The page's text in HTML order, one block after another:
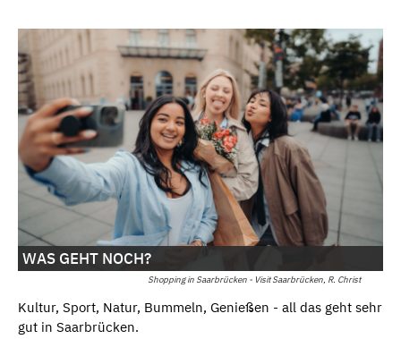
Shopping in Saarbrücken - Visit Saarbrücken, R. Christ
WAS GEHT NOCH?
Kultur, Sport, Natur, Bummeln, Genießen - all das geht sehr
gut in Saarbrücken.